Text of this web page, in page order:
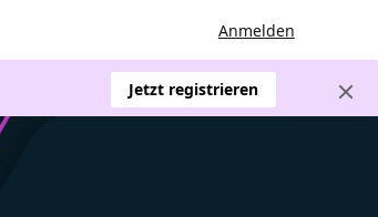
Anmelden
Jetzt registrieren